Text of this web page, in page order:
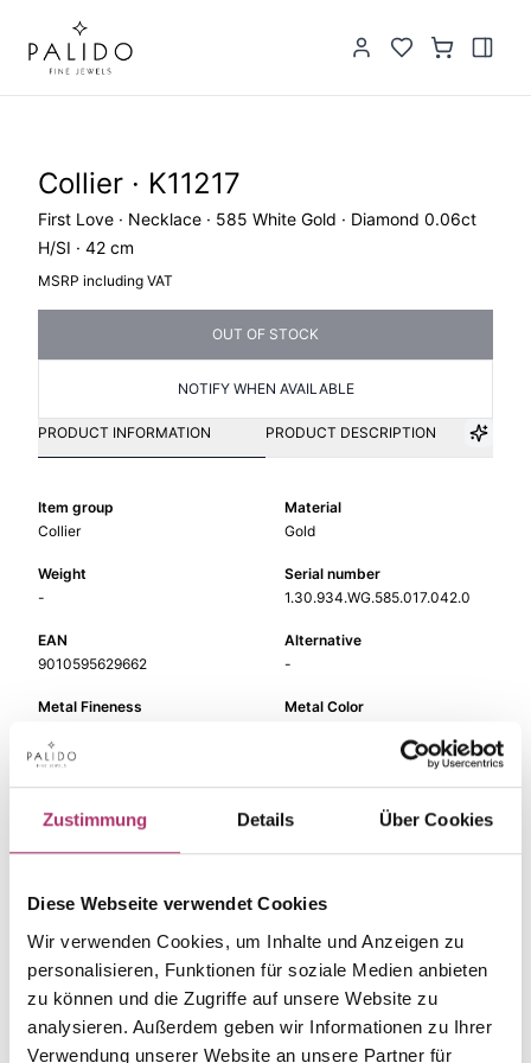
Zustimmung Details Über Cookies
Diese Webseite verwendet Cookies
Wir verwenden Cookies, um Inhalte und Anzeigen zu
personalisieren, Funktionen für soziale Medien anbieten
zu können und die Zugriffe auf unsere Website zu
analysieren. Außerdem geben wir Informationen zu Ihrer
Verwendung unserer Website an unsere Partner für
Collier · K11217
First Love · Necklace · 585 White Gold · Diamond 0.06ct
H/SI · 42 cm
MSRP including VAT
OUT OF STOCK
NOTIFY WHEN AVAILABLE
PRODUCT INFORMATION PRODUCT DESCRIPTION
Item group
Collier
Material
Gold
Weight
-
Serial number
1.30.934.WG.585.017.042.0
EAN
9010595629662
Alternative
-
Metal Fineness
Metal Color
Length
Width